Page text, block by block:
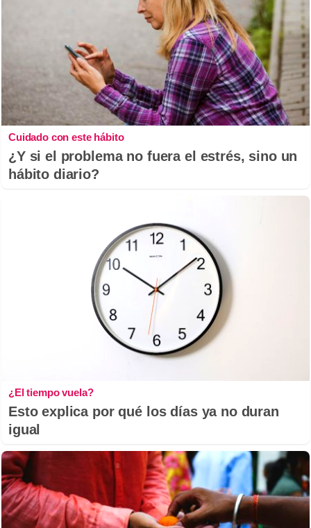
Cuidado con este hábito
¿Y si el problema no fuera el estrés, sino un
hábito diario?
¿El tiempo vuela?
Esto explica por qué los días ya no duran
igual